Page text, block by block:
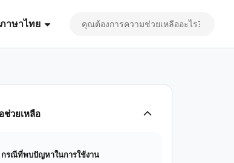
ภาษาไทย
ช่วยเหลือ
กรณีที่พบปัญหาในการใช้งาน